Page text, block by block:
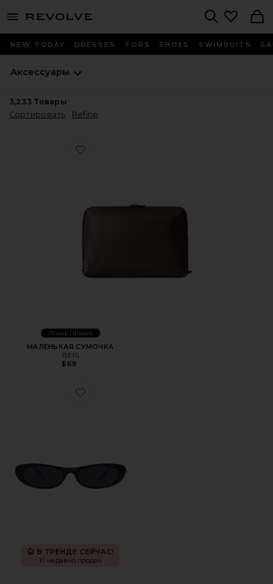
menu - shows more content
NEW TODAY DRESSES TOPS SHOES SWIMSUITS
Аксессуары
3,233 Товары
Сортировать
Refine
Favorite МАЛЕНЬКАЯ СУМОЧКА
Лидер Продаж
МАЛЕНЬКАЯ СУМОЧКА
BEIS
$68
Favorite СОЛНЦЕЗАЩИТНЫЕ ОЧКИ AVIOR
В ТРЕНДЕ СЕЙЧАС!
10 недавно продан